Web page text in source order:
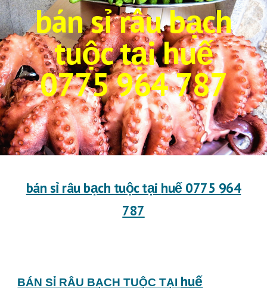
bán sỉ râu bạch
tuộc tạihuế
0775 964 787
bán sỉ râu bạch tuộc tại huế0775 964
787
BÁN SỈ RÂU BẠCH TUỘC TẠI huế